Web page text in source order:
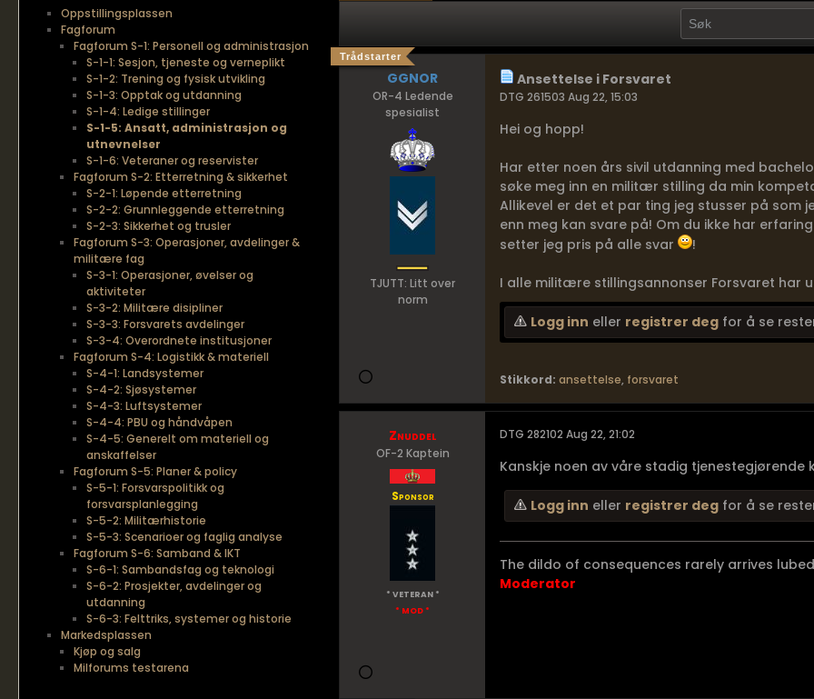
GGNOR
Trådstarter
OR-4 Ledende
spesialist
TJUTT: Litt over
norm
Ansettelse i Forsvaret
DTG 261503 Aug 22, 15:03
Hei og hopp!
Har etter noen års sivil utdanning med
søke meg inn en militær stilling da min
Allikevel er det et par ting jeg stusser på som
enn meg kan svare på! Om du ikke har
setter jeg pris på alle svar
!
I alle militære stillingsannonser Forsvaret har
Logg inn eller registrer deg for å se
Stikkord: ansettelse, forsvaret
Znuddel
OF-2 Kaptein
Sponsor
* VETERAN *
* MOD *
DTG 282102 Aug 22, 21:02
Kanskje noen av våre stadig tjenestegjørende
Logg inn eller registrer deg for å se
The dildo of consequences rarely arrives
Moderator
Oppstillingsplassen
Fagforum
Fagforum S-1: Personell og administrasjon
S-1-1: Sesjon, tjeneste og verneplikt
S-1-2: Trening og fysisk utvikling
S-1-3: Opptak og utdanning
S-1-4: Ledige stillinger
S-1-5: Ansatt, administrasjon og
utnevnelser
S-1-6: Veteraner og reservister
Fagforum S-2: Etterretning & sikkerhet
S-2-1: Løpende etterretning
S-2-2: Grunnleggende etterretning
S-2-3: Sikkerhet og trusler
Fagforum S-3: Operasjoner, avdelinger &
militære fag
S-3-1: Operasjoner, øvelser og
aktiviteter
S-3-2: Militære disipliner
S-3-3: Forsvarets avdelinger
S-3-4: Overordnete institusjoner
Fagforum S-4: Logistikk & materiell
S-4-1: Landsystemer
S-4-2: Sjøsystemer
S-4-3: Luftsystemer
S-4-4: PBU og håndvåpen
S-4-5: Generelt om materiell og
anskaffelser
Fagforum S-5: Planer & policy
S-5-1: Forsvarspolitikk og
forsvarsplanlegging
S-5-2: Militærhistorie
S-5-3: Scenarioer og faglig analyse
Fagforum S-6: Samband & IKT
S-6-1: Sambandsfag og teknologi
S-6-2: Prosjekter, avdelinger og
utdanning
S-6-3: Felttriks, systemer og historie
Markedsplassen
Kjøp og salg
Milforums testarena